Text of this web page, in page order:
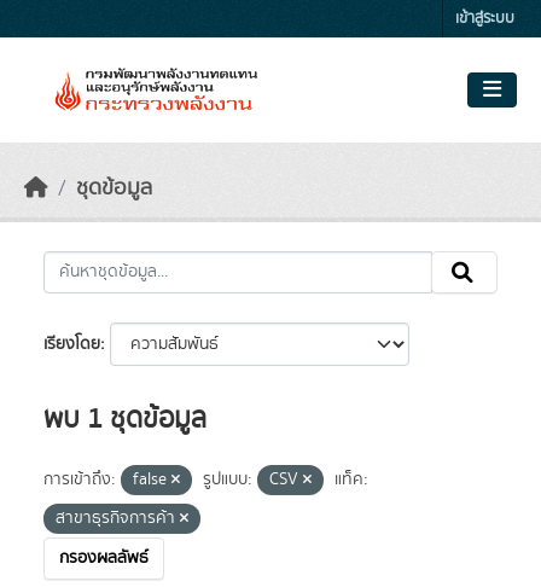
เข้าสู่ระบบ
ชุดข้อมูล
เรียงโดย
พบ 1 ชุดข้อมูล
การเข้าถึง: false รูปแบบ: CSV
แท็ค:
สาขาธุรกิจการค้า
กรองผลลัพธ์